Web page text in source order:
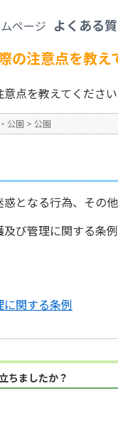
よくある
の注意点を教え
点を教えてくださ
公園 > 公園
となる行為、その
び管理に関する条
関する条例
ちましたか？